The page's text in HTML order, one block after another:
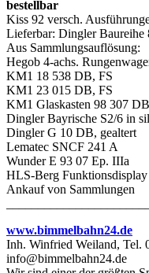
bestellbar
Kiss 92 versch.
Lieferbar: Dingler Baureihe
Aus Sammlungsauflösung:
Hegob 4-achs.
KM1 18 538 DB, FS
KM1 23 015 DB, FS
KM1 Glaskasten 98 307
Dingler Bayrische S2/6 in
Dingler G 10 DB, gealtert
Lematec SNCF 241 A
Wunder E 93 07 Ep. IIIa
HLS-Berg Funktionsdisplay
Ankauf von Sammlungen
www.bimmelbahn24.de
Inh. Winfried Weiland, Tel.
info@bimmelbahn24.de